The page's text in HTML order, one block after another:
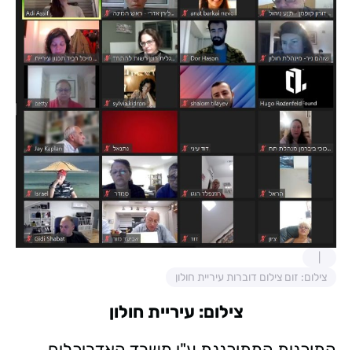
צילום: זום צילום דוברות עיריית חולון
צילום: עיריית חולון